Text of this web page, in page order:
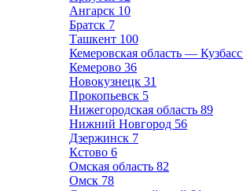
Ангарск 10
Братск 7
Ташкент 100
Кемеровская область — Кузбасс
Кемерово 36
Новокузнецк 31
Прокопьевск 5
Нижегородская область 89
Нижний Новгород 56
Дзержинск 7
Кстово 6
Омская область 82
Омск 78